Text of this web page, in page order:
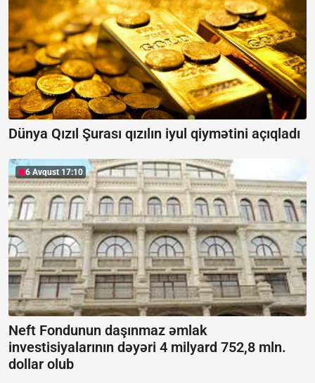
Dünya Qızıl Şurası qızılın iyul qiymətini açıqladı
6 Avqust 17:10
Neft Fondunun daşınmaz əmlak
investisiyalarının dəyəri 4 milyard 752,8 mln.
dollar olub